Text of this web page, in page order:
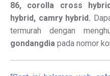
86, corolla cross
hybrid, camry hybrid.
termurah dengan
gondangdia pada nomor